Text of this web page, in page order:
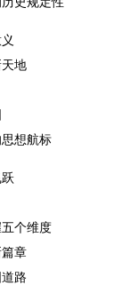
地
想航标
个维度
章
路